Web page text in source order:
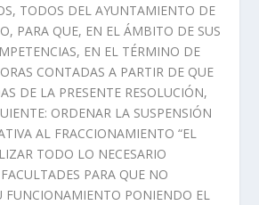
TODOS DEL AYUNTAMIENTO DE
PARA QUE, EN EL ÁMBITO DE SUS
EN EL TÉRMINO DE
CONTADAS A PARTIR DE QUE
DE LA PRESENTE RESOLUCIÓN,
ORDENAR LA SUSPENSIÓN
AL FRACCIONAMIENTO “EL
TODO LO NECESARIO
PARA QUE NO
FUNCIONAMIENTO PONIENDO EL